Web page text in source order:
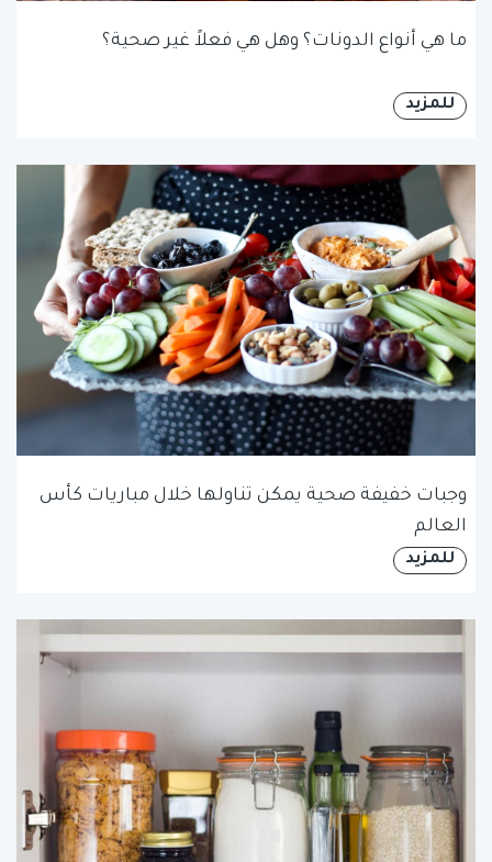
ما هي أنواع الدونات؟ وهل هي فعلاً غير صحية؟
للمزيد
وجبات خفيفة صحية يمكن تناولها خلال مباريات كأس
العالم
للمزيد